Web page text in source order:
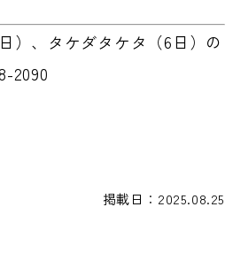
）、タケダタケタ（6日）の
2090
掲載日：2025.08.25